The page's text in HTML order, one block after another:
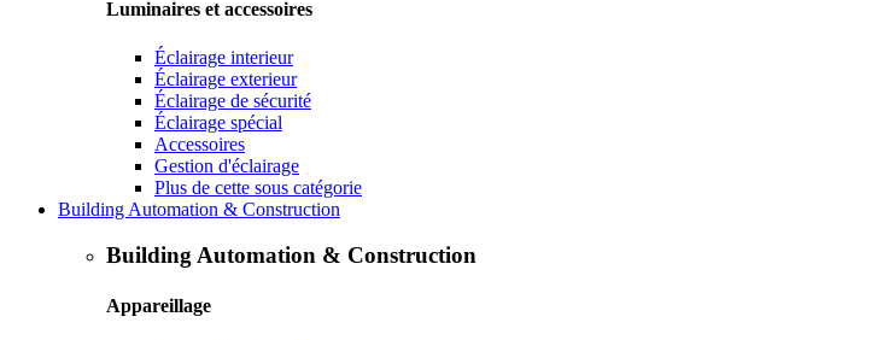
Luminaires et accessoires
Éclairage interieur
Éclairage exterieur
Éclairage de sécurité
Éclairage spécial
Accessoires
Gestion d'éclairage
Plus de cette sous catégorie
Building Automation & Construction
Building Automation & Construction
Appareillage